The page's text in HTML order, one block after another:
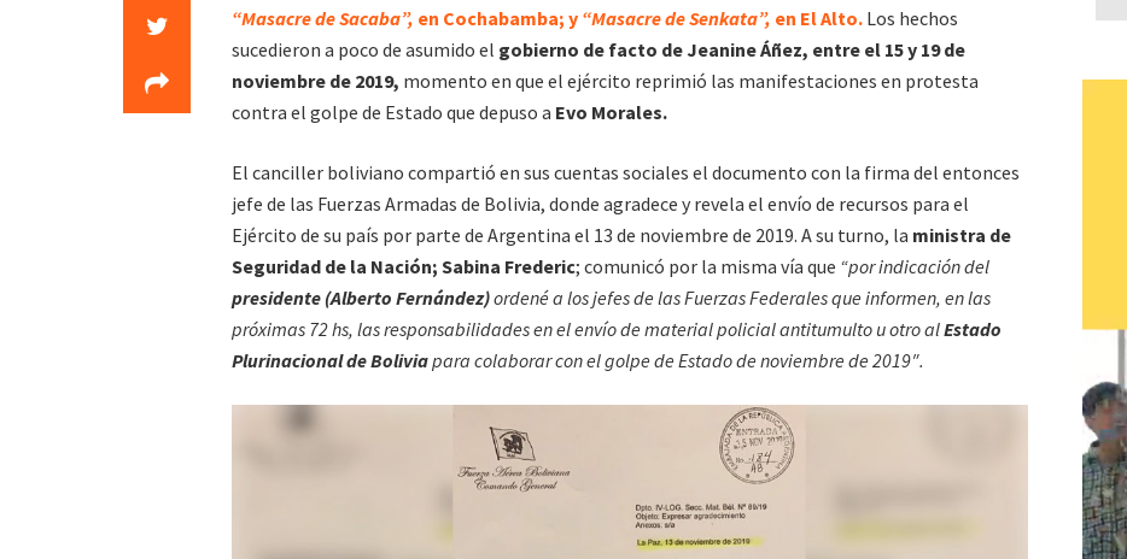
“Masacre de Sacaba”, en Cochabamba; y “Masacre de Senkata”, en El Alto. Los hechos
sucedieron a poco de asumido el gobierno de facto de Jeanine Áñez, entre el 15 y 19 de
noviembre de 2019, momento en que el ejército reprimió las manifestaciones en protesta
contra el golpe de Estado que depuso a Evo Morales.
El canciller boliviano compartió en sus cuentas sociales el documento con la firma del entonces
jefe de las Fuerzas Armadas de Bolivia, donde agradece y revela el envío de recursos para el
Ejército de su país por parte de Argentina el 13 de noviembre de 2019. A su turno, la ministra de
Seguridad de la Nación; Sabina Frederic; comunicó por la misma vía que “por indicación del
presidente (Alberto Fernández)ordené a los jefes de las Fuerzas Federales que informen, en las
próximas 72 hs, las responsabilidades en el envío de material policial antitumulto u otro alEstado
Plurinacional de Boliviapara colaborar con el golpe de Estado de noviembre de 2019″.